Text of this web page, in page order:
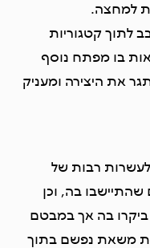
למחצה.
לתוך קטגוריות
בו מפתח נוסף
את היצירה ומעניק
לעשרות רבות של
שהתיישבו בה, וכן
בה אך במבטם
את משאת נפשם בתוך